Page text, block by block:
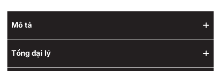
Mô tả
Tổng đại lý